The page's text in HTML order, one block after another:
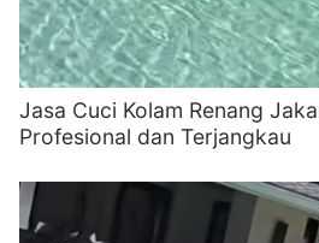
Jasa Cuci Kolam Renang
Profesional dan Terjangkau